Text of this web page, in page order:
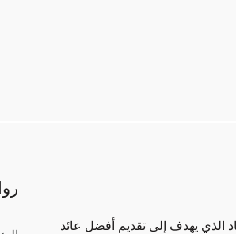
الذي يهدف إلى تقديم أفضل عائد